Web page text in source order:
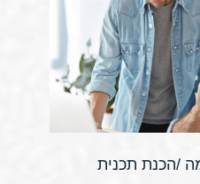
/הכנת תכנית